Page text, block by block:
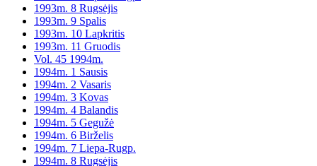
1993m. 8 Rugsėjis
1993m. 9 Spalis
1993m. 10 Lapkritis
1993m. 11 Gruodis
Vol. 45 1994m.
1994m. 1 Sausis
1994m. 2 Vasaris
1994m. 3 Kovas
1994m. 4 Balandis
1994m. 5 Gegužė
1994m. 6 Birželis
1994m. 7 Liepa-Rugp.
1994m. 8 Rugsėjis